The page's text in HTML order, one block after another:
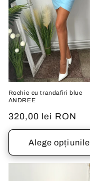
Rochie cu trandafiri blue
ANDREE
Preț
obișnuit
320,00 lei RON
Alege opțiunile